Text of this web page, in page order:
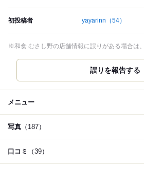
初投稿者 yayarinn （54）
※和食 むさし野の店舗情報に誤りがある場合は
誤りを報告する
メニュー
写真 （187）
口コミ （39）